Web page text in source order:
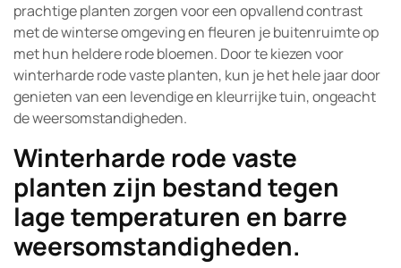
prachtige planten zorgen voor een opvallend contrast
met de winterse omgeving en fleuren je buitenruimte op
met hun heldere rode bloemen. Door te kiezen voor
winterharde rode vaste planten, kun je het hele jaar door
genieten van een levendige en kleurrijke tuin, ongeacht
de weersomstandigheden.
Winterharde rode vaste
planten zijn bestand tegen
lage temperaturen en barre
weersomstandigheden.